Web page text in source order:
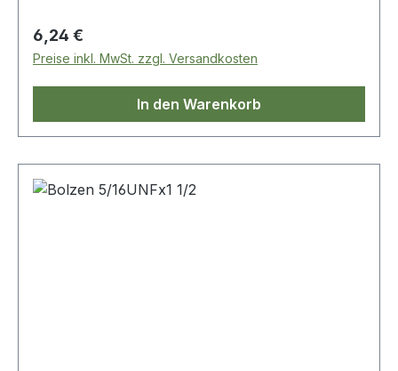
Regulärer Preis:
6,24 €
Preise inkl. MwSt. zzgl. Versandkosten
In den Warenkorb